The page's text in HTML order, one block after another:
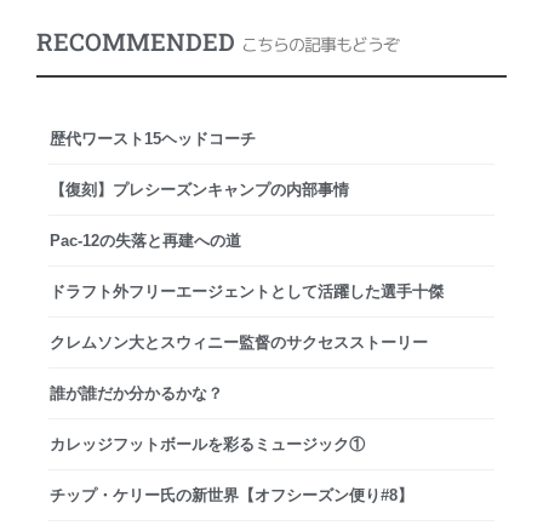
RECOMMENDED こちらの記事もどうぞ
歴代ワースト15ヘッドコーチ
【復刻】プレシーズンキャンプの内部事情
Pac-12の失落と再建への道
ドラフト外フリーエージェントとして活躍した選手十傑
クレムソン大とスウィニー監督のサクセスストーリー
誰が誰だか分かるかな？
カレッジフットボールを彩るミュージック①
チップ・ケリー氏の新世界【オフシーズン便り#8】